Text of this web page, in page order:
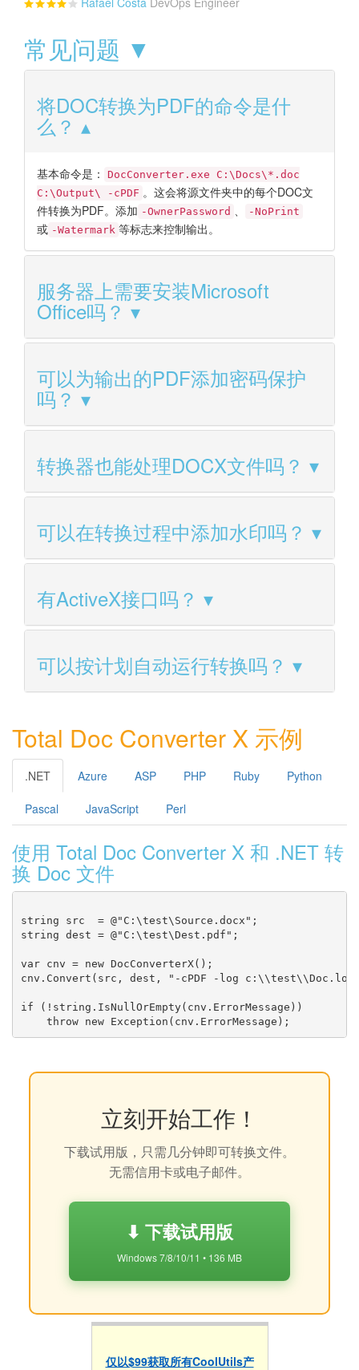
常见问题 ▼
将DOC转换为PDF的命令是什
么？
基本命令是：
DocConverter.exe C:\Docs\*.doc
C:\Output\ -cPDF 。这会将源文件夹中的每个DOC文
件转换为PDF。添加 -OwnerPassword -NoPrint
或 -Watermark 等标志来控制输出。
服务器上需要安装Microsoft
Office吗？
可以为输出的PDF添加密码保护
吗？
转换器也能处理DOCX文件吗？
可以在转换过程中添加水印吗？
有ActiveX接口吗？
可以按计划自动运行转换吗？
Total Doc Converter X 示例
.NET Azure ASP PHP Ruby Python
Pascal JavaScript Perl
使用 Total Doc Converter X 和 .NET 转
换 Doc 文件
string src  = @"C:\test\Source.docx";
string dest = @"C:\test\Dest.pdf";
var cnv = new DocConverterX();
cnv.Convert(src, dest, "-cPDF -log
if (!string.IsNullOrEmpty(cnv.ErrorMessage))
立刻开始工作！
下载试用版，只需几分钟即可转换文件。
无需信用卡或电子邮件。
⬇ 下载试用版
Windows 7/8/10/11 • 136 MB
仅以$99获取所有CoolUtils产